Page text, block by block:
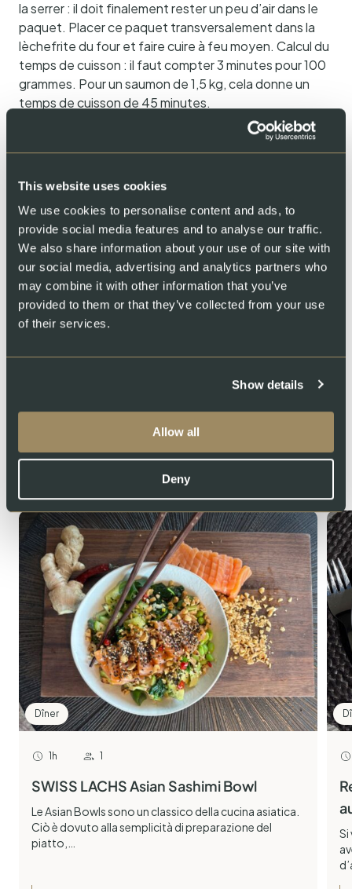
This website uses cookies
We use cookies to personalise content and ads, to
provide social media features and to analyse our traffic.
We also share information about your use of our site with
our social media, advertising and analytics partners who
may combine it with other information that you’ve
provided to them or that they’ve collected from your use
of their services.
Show details
Allow all
Deny
la serrer : il doit finalement rester un peu d’air dans le
paquet. Placer ce paquet transversalement dans la
lèchefrite du four et faire cuire à feu moyen. Calcul du
temps de cuisson : il faut compter 3 minutes pour 100
grammes. Pour un saumon de 1,5 kg, cela donne un
temps de cuisson de 45 minutes.
Si le saumon est servi comme plat principal chaud,
servir en accompagnement des pommes de terre à
peut également être servi comme plat principal ou
entrée froid. Dans ce cas, il faut d’abord le laisser
refroidir, puis le découper en filets et le dresser sur un
plat avec des tranches de citron. Le servir de
préférence avec différentes sauces comme la sauce
pomme-raifort, l’aïoli ou une sauce crémeuse aux
épinards et au citron. Servir avec une baguette.
Share
You might also like
Dîner
1h 1
SWISS LACHS Asian Sashimi Bowl
Le Asian Bowls sono un classico della cucina asiatica.
Ciò è dovuto alla semplicità di preparazione del
piatto,…
Si